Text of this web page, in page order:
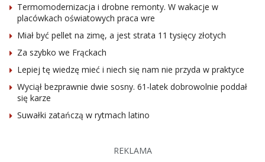
Termomodernizacja i drobne remonty. W wakacje w
placówkach oświatowych praca wre
Miał być pellet na zimę, a jest strata 11 tysięcy złotych
Za szybko we Frąckach
Lepiej tę wiedzę mieć i niech się nam nie przyda w praktyce
Wyciął bezprawnie dwie sosny. 61-latek dobrowolnie poddał
się karze
Suwałki zatańczą w rytmach latino
REKLAMA